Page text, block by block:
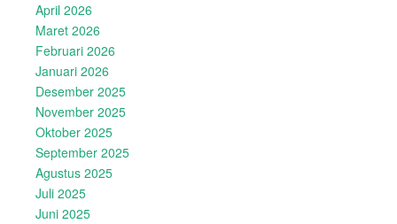
April 2026
Maret 2026
Februari 2026
Januari 2026
Desember 2025
November 2025
Oktober 2025
September 2025
Agustus 2025
Juli 2025
Juni 2025